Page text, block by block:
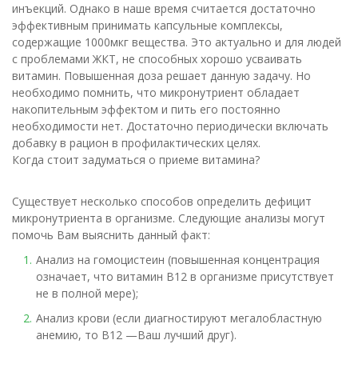
инъекций. Однако в наше время считается достаточно
эффективным принимать капсульные комплексы,
содержащие 1000мкг вещества. Это актуально и для людей
с проблемами ЖКТ, не способных хорошо усваивать
витамин. Повышенная доза решает данную задачу. Но
необходимо помнить, что микронутриент обладает
накопительным эффектом и пить его постоянно
необходимости нет. Достаточно периодически включать
добавку в рацион в профилактических целях.
Когда стоит задуматься о приеме витамина?
Существует несколько способов определить дефицит
микронутриента в организме. Следующие анализы могут
помочь Вам выяснить данный факт:
Анализ на гомоцистеин (повышенная концентрация
означает, что витамин B12 в организме присутствует
не в полной мере);
Анализ крови (если диагностируют мегалобластную
анемию, то B12 —Ваш лучший друг).